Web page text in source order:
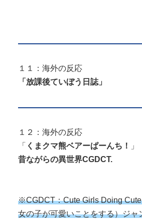
１１：海外の反応
「放課後ていぼう日誌」
１２：海外の反応
「 くまクマ熊ベアーぱーんち！
」
昔ながらの異世界CGDCT.
※CGDCT：Cute Girls Doing
女の子が可愛いことをする）ジャ